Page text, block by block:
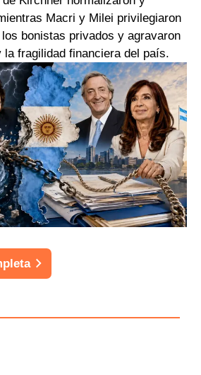
Macri y Milei privilegiaron
bonistas privados y agravaron
la fragilidad financiera del país.